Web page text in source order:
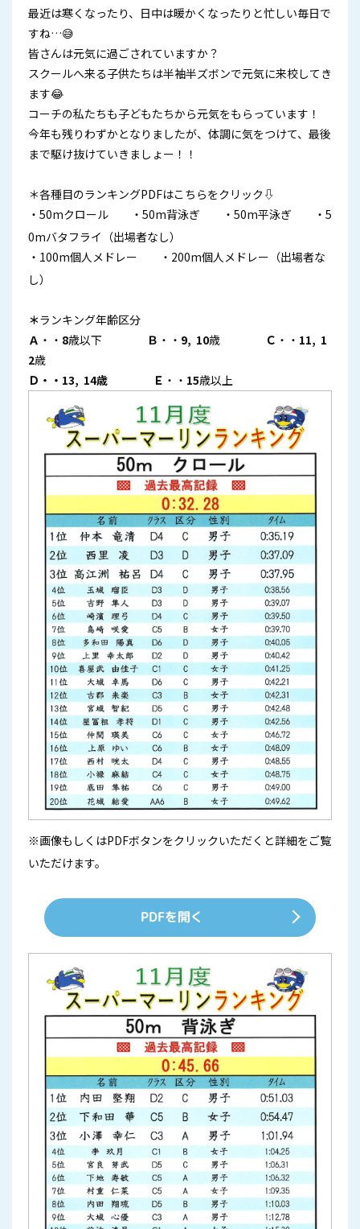
最近は寒くなったり、日中は暖かくなったりと忙しい毎日で
すね…😅
皆さんは元気に過ごされていますか？
スクールへ来る子供たちは半袖半ズボンで元気に来校してき
ます😂
コーチの私たちも子どもたちから元気をもらっています！
今年も残りわずかとなりましたが、体調に気をつけて、最後
まで駆け抜けていきましょー！！
＊各種目のランキングPDFはこちらをクリック⇩
・ 50mクロール ・ 50m背泳ぎ ・ 50m平泳ぎ ・5
0mバタフライ（出場者なし）
・ 100m個人メドレー ・200m個人メドレー（出場者な
し）
＊ランキング年齢区分
Ａ ・・ 8歳以下 Ｂ ・・ 9, 10歳 Ｃ ・・ 11, 1
2歳
Ｄ・・13, 14歳 Ｅ ・・ 15歳以上
※画像もしくはPDFボタンをクリックいただくと詳細をご覧
いただけます。
PDFを開く